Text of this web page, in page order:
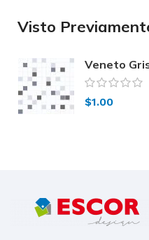
Visto
Veneto
Alberdi
$1.00